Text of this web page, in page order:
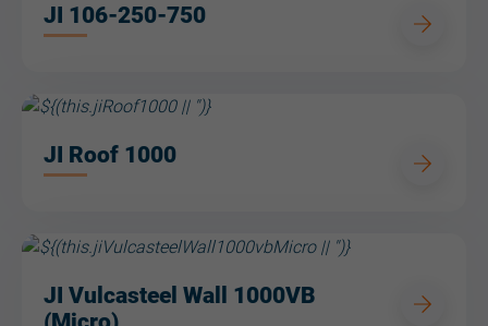
JI 106-250-750
JI Roof 1000
JI Vulcasteel Wall 1000VB